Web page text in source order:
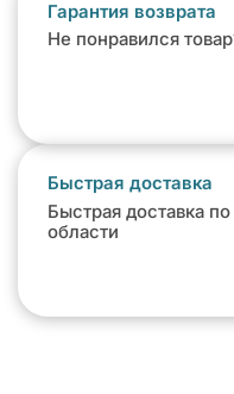
Гарантия возврата
Не понравился
Быстрая доставка
Быстрая доставка
области